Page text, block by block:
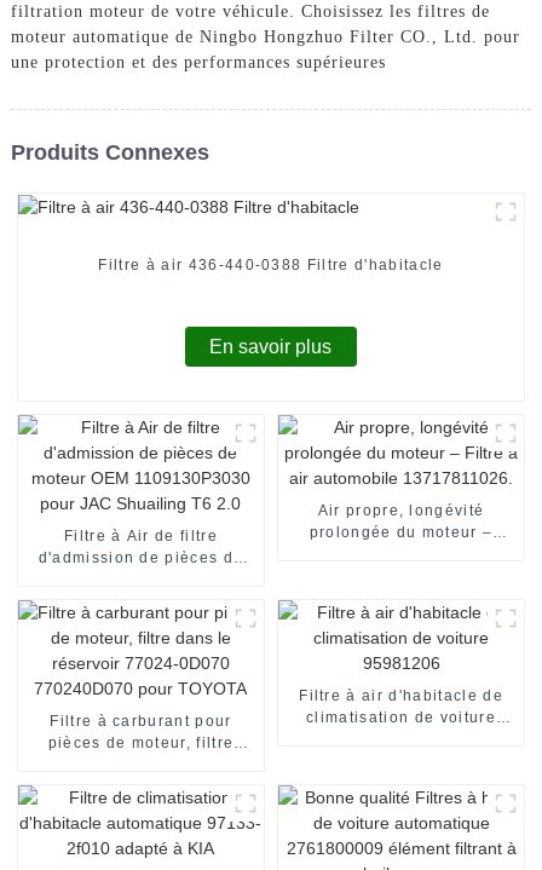
filtration moteur de votre véhicule. Choisissez les filtres de
moteur automatique de Ningbo Hongzhuo Filter CO., Ltd. pour
une protection et des performances supérieures
Produits Connexes
Filtre à air 436-440-0388 Filtre d'habitacle
En savoir plus
Filtre à Air de filtre
d'admission de pièces de
pour JAC Shuailing T6 2.0
Air propre, longévité
prolongée du moteur –
Filtre à carburant pour
pièces de moteur, filtre
TOYOTA
Filtre à air d'habitacle de
climatisation de voiture